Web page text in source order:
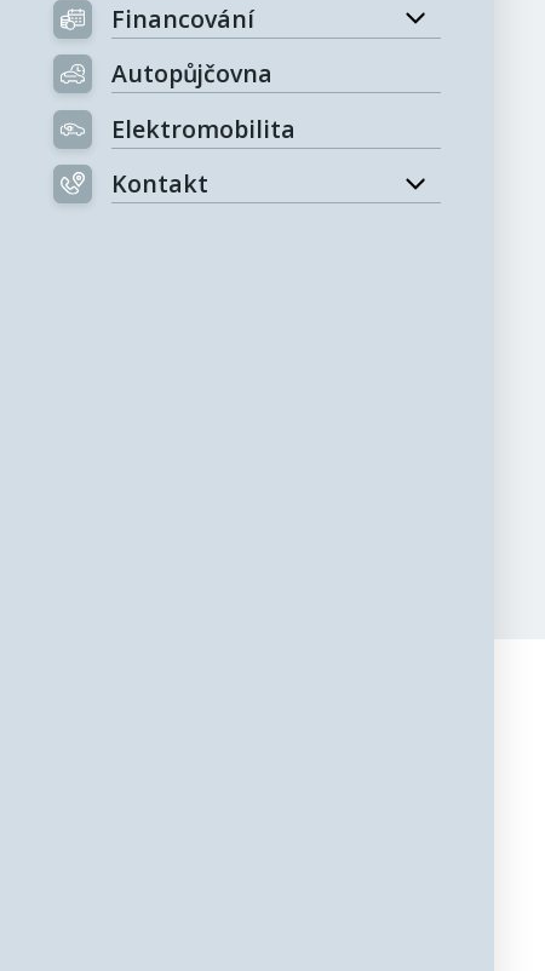
Financování
Autopůjčovna
Elektromobilita
Kontakt